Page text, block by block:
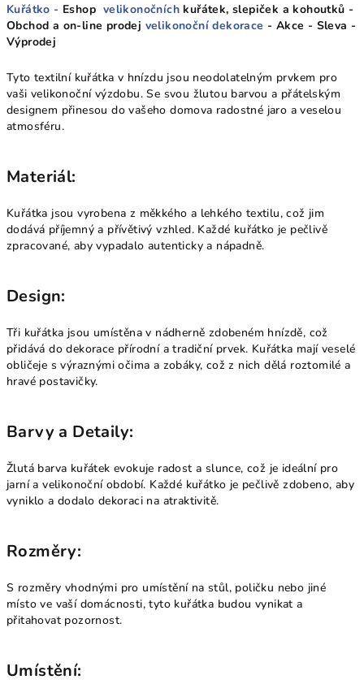
Kuřátko - Eshop velikonočních kuřátek, slepiček a kohoutků -
Obchod a on-line prodej velikonoční dekorace - Akce - Sleva -
Výprodej
Tyto textilní kuřátka v hnízdu jsou neodolatelným prvkem pro
vaši velikonoční výzdobu. Se svou žlutou barvou a přátelským
designem přinesou do vašeho domova radostné jaro a veselou
atmosféru.
Materiál:
Kuřátka jsou vyrobena z měkkého a lehkého textilu, což jim
dodává příjemný a přívětivý vzhled. Každé kuřátko je pečlivě
zpracované, aby vypadalo autenticky a nápadně.
Design:
Tři kuřátka jsou umístěna v nádherně zdobeném hnízdě, což
přidává do dekorace přírodní a tradiční prvek. Kuřátka mají veselé
obličeje s výraznými očima a zobáky, což z nich dělá roztomilé a
hravé postavičky.
Barvy a Detaily:
Žlutá barva kuřátek evokuje radost a slunce, což je ideální pro
jarní a velikonoční období. Každé kuřátko je pečlivě zdobeno, aby
vyniklo a dodalo dekoraci na atraktivitě.
Rozměry:
S rozměry vhodnými pro umístění na stůl, poličku nebo jiné
místo ve vaší domácnosti, tyto kuřátka budou vynikat a
přitahovat pozornost.
Umístění: